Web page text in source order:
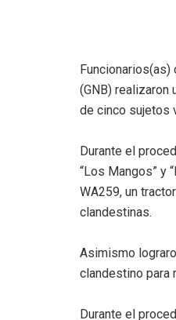
Funcionarios(as)
(GNB) realizaron
de cinco sujetos
Durante el
“Los Mangos” y
WA259, un
clandestinas.
Asimismo
clandestino para
Durante el